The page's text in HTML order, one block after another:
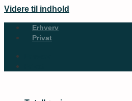
Videre til indhold
Erhverv
Privat